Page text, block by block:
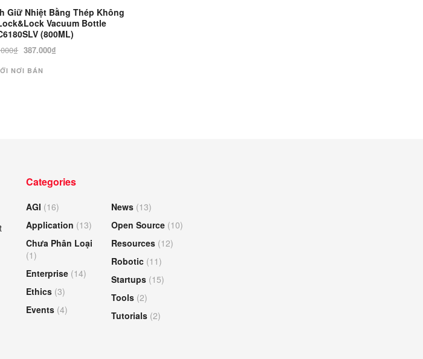
Giữ Nhiệt Bằng Thép Không
Vacuum Bottle
(800ML)
₫ Giá
là:
387.000₫
NƠI BÁN
Categories
AGI (16)
Application (13)
Chưa Phân Loại
(1)
Enterprise (14)
Ethics (3)
Events (4)
News (13)
Open Source (10)
Resources (12)
Robotic (11)
Startups (15)
Tools (2)
Tutorials (2)